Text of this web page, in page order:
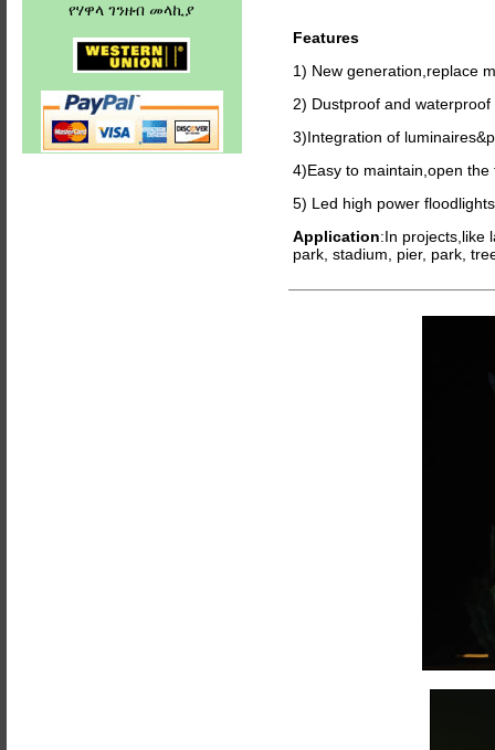
Features
1) New generation,replace
2) Dustproof and
3)Integration of
4)Easy to maintain,open
5) Led high power
Application:In projects,like
park, stadium, pier, park,
የሃዋላ ገንዘብ መላኪያ